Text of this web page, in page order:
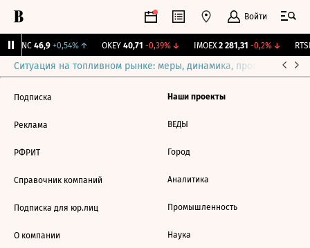
Войти
NKNC 46,9 +0,54%↑ OKEY 40,71 -0,39%↓ IMOEX 2 281,31 -0,2%↓ RTSI
Ситуация на топливном рынке: меры, динамика, прогнозы
Подписка
Реклама
РФРИТ
Справочник компаний
Подписка для юр.лиц
О компании
Наши проекты
ВЕДЫ
Город
Аналитика
Промышленность
Наука